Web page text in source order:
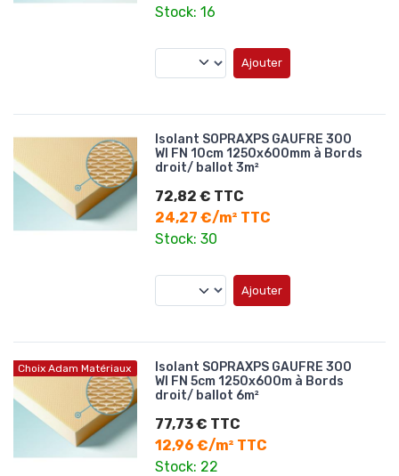
Stock: 16
Ajouter
Isolant SOPRAXPS GAUFRE 300
WI FN 10cm 1250x600mm à Bords
droit/ ballot 3m²
72,82 € TTC
24,27 €/m² TTC
Stock: 30
Ajouter
Choix Adam Matériaux
Isolant SOPRAXPS GAUFRE 300
WI FN 5cm 1250x600m à Bords
droit/ ballot 6m²
77,73 € TTC
12,96 €/m² TTC
Stock: 22